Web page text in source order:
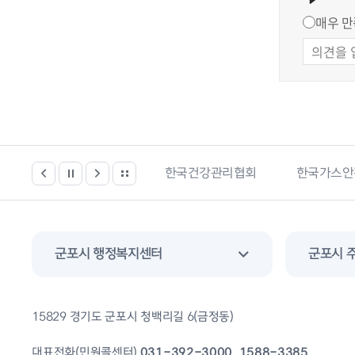
매우
시설 등 위치찾기서비스 한국건강관리협회 한국가스
군포시 행정복지센터 군포시
15829 경기도 군포시 청백리길 6(금정동)